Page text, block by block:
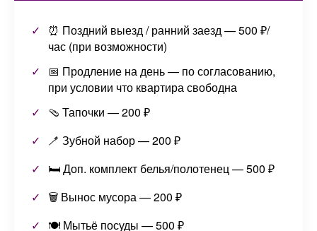
⏰ Поздний выезд / ранний заезд — 500 ₽/
час (при возможности)
📅 Продление на день — по согласованию,
при условии что квартира свободна
🩴 Тапочки — 200 ₽
🪥 Зубной набор — 200 ₽
🛏️ Доп. комплект белья/полотенец — 500 ₽
🗑️ Вынос мусора — 200 ₽
🍽️ Мытьё посуды — 500 ₽